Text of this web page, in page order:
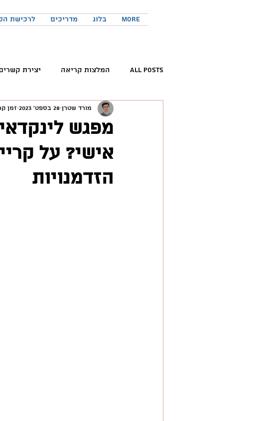
לרכישת מדריכים בלוג More
All Posts המלצות קריאה יצירת
קריאת ספרים פורום החדשנות
המלצות פודקאסטים כישורים רכים
מפגש
אישי? על
הזדמנויות
מורד שטרן 28 בספט׳ 2023 זמן